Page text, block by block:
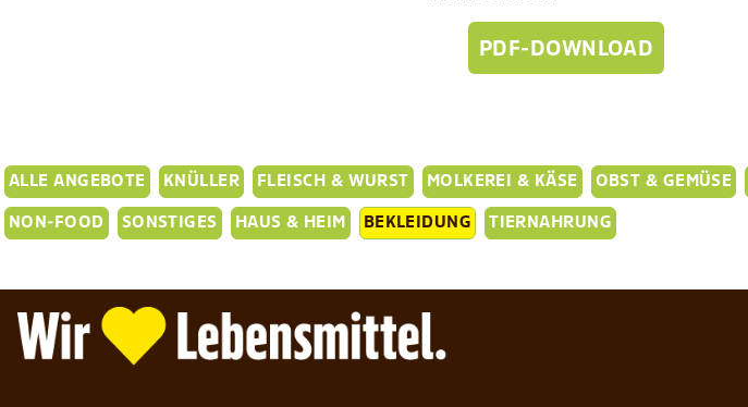
PDF-DOWNLOAD
ALLE ANGEBOTE KNÜLLER FLEISCH & WURST MOLKEREI & KÄSE OBST & GEMÜSE
NON-FOOD
SONSTIGES HAUS & HEIM BEKLEIDUNG TIERNAHRUNG